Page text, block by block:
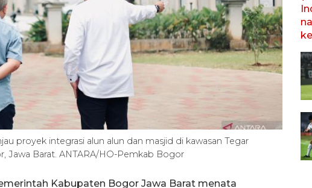
proyek integrasi alun alun dan masjid di kawasan Tegar
Jawa Barat. ANTARA/HO-Pemkab Bogor
Kabupaten Bogor Jawa Barat menata